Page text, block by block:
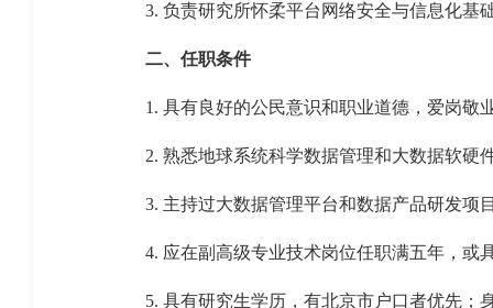
3. 负责研究所怀柔平台 网络安全与信息化基
二、 任职条件
1. 具有良好的公民意识和职业道德，爱岗敬
2. 熟悉地球系统科学数据管理和大数据软硬
3. 主持过大数据管理平台和数据产品研发项
4. 应在副高级专业技术岗位任职满五年，或
5. 具有研究生学历，有北京市户口者优先；